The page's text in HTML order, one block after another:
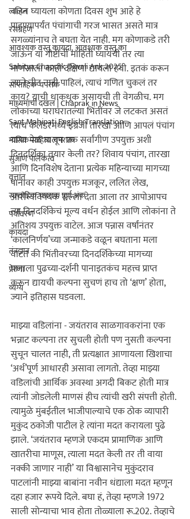
ललित
रसग्रहण
आवश्यक वस्तू कायदा, आवश्यक वस्तू का
Sahitya Chaprak Diwali Ank 2025
साप्ताहिक चपराक
माध्यमांची दखल | Chaprak in News
Sant Mahipati English Translation
मासिक साहित्य चपराक
सुजाण पालकत्व
वृत्तांत
साप्ताहिक चपराक पूर्ण अंक
पर्यावरण
कायदा
तंत्रज्ञान
प्रेरणा
व्यंग्य